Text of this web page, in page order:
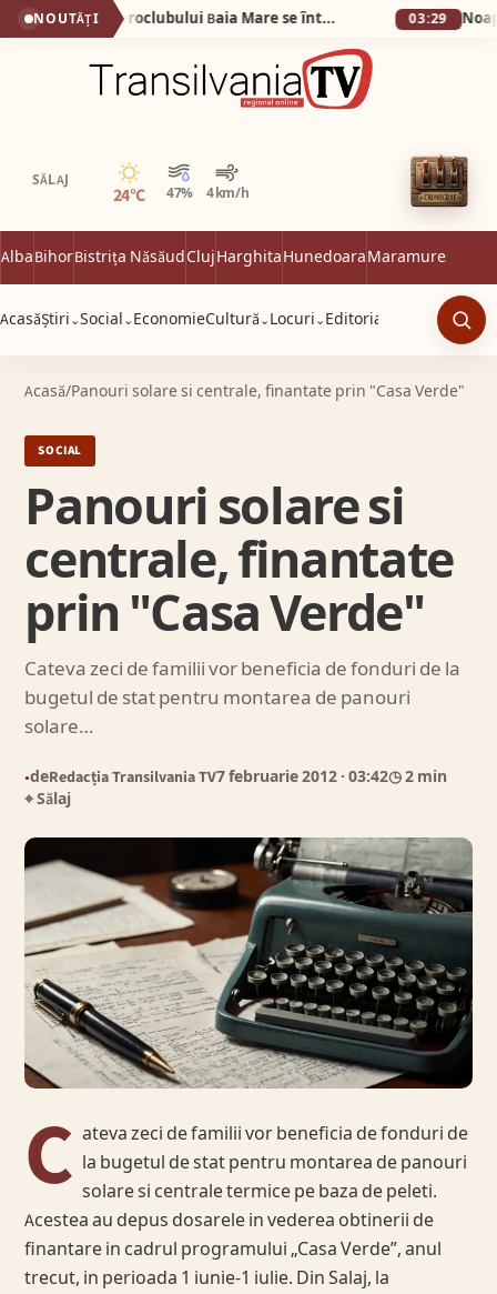
NOUTĂȚI (VIDEO) Veteranii Aeroclubului Baia Mare se întâlnesc sâmbătă 6 iunie 03:29
SĂLAJ
24°C 47% 4 km/h
Senin
AlbaBihorBistrița NăsăudClujHarghitaHunedoaraMaramureș
AcasăȘtiri ⌄Social ⌄ EconomieCultură ⌄ Locuri ⌄ Editorial
Acasă/Panouri solare si centrale, finantate prin "Casa Verde"
SOCIAL
Panouri solare si
centrale, finantate
prin "Casa Verde"
Cateva zeci de familii vor beneficia de fonduri de la
bugetul de stat pentru montarea de panouri
solare…
●deRedacția Transilvania TV7 februarie 2012 · 03:42◷ 2 min
⌖ Sălaj
C ateva zeci de familii vor beneficia de fonduri de
la bugetul de stat pentru montarea de panouri
solare si centrale termice pe baza de peleti.
Acestea au depus dosarele in vederea obtinerii de
finantare in cadrul programului „Casa Verde”, anul
trecut, in perioada 1 iunie-1 iulie. Din Salaj, la